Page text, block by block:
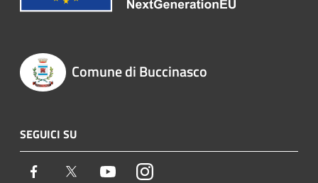
Comune di Buccinasco
SEGUICI SU
Facebook Twitter YoutubeInstagram